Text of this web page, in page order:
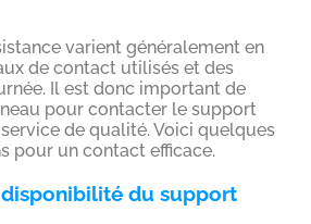
varient généralement en
de contact utilisés et des
Il est donc important de
pour contacter le support
service de qualité. Voici quelques
pour un contact efficace.
disponibilité du support